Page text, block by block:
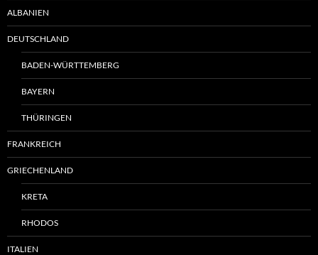
ALBANIEN
DEUTSCHLAND
BADEN-WÜRTTEMBERG
BAYERN
THÜRINGEN
FRANKREICH
GRIECHENLAND
KRETA
RHODOS
ITALIEN